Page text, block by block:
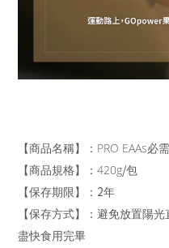
【商品名稱】：PRO EAAs
【商品規格】：420g/包
【保存期限】： 2年
【保存方式】：避免放置陽
盡快食用完畢